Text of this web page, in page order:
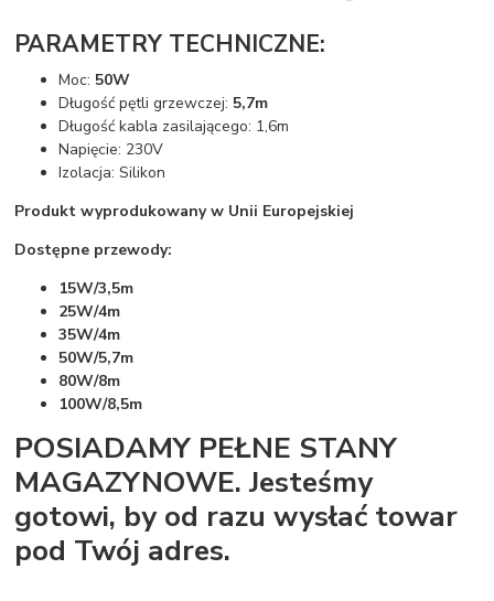
PARAMETRY TECHNICZNE:
Moc: 50W
Długość pętli grzewczej: 5,7m
Długość kabla zasilającego: 1,6m
Napięcie: 230V
Izolacja: Silikon
Produkt wyprodukowany w Unii Europejskiej
Dostępne przewody:
15W/3,5m
25W/4m
35W/4m
50W/5,7m
80W/8m
100W/8,5m
POSIADAMY PEŁNE STANY
MAGAZYNOWE. Jesteśmy
gotowi, by od razu wysłać towar
pod Twój adres.